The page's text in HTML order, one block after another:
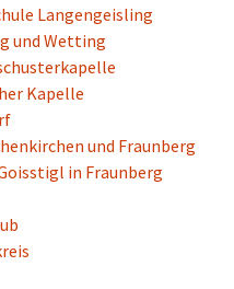
Langengeisling
und Wetting
Kapelle
und Fraunberg
in Fraunberg